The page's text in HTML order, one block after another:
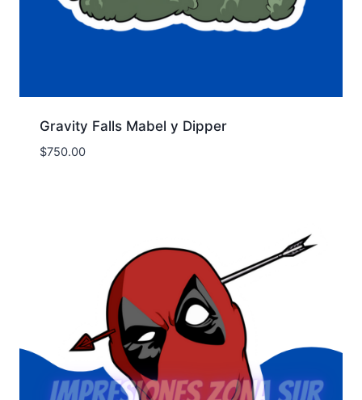
Gravity Falls Mabel y Dipper
$750.00